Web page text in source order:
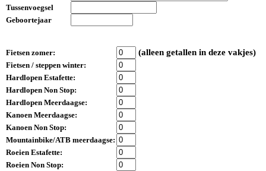
Tussenvoegsel
Geboortejaar
Fietsen zomer: (alleen getallen in deze vakjes)
Fietsen / steppen winter:
Hardlopen Estafette:
Hardlopen Non Stop:
Hardlopen Meerdaagse:
Kanoen Meerdaagse:
Kanoen Non Stop:
Mountainbike/ATB meerdaagse:
Roeien Estafette:
Roeien Non Stop: